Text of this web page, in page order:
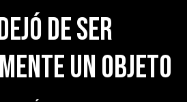
de ser
un objeto